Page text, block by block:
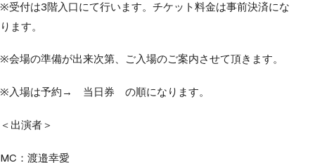
※受付は3階入口にて行います。チケット料金は事前決済にな
ります。
※会場の準備が出来次第、ご入場のご案内させて頂きます。
※入場は予約→ 当日券 の順になります。
＜出演者＞
MC：渡邉幸愛